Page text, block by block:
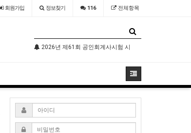
회원가입 정보찾기 116 전체항목
2026년 제61회 공인회계사시험 시행공고